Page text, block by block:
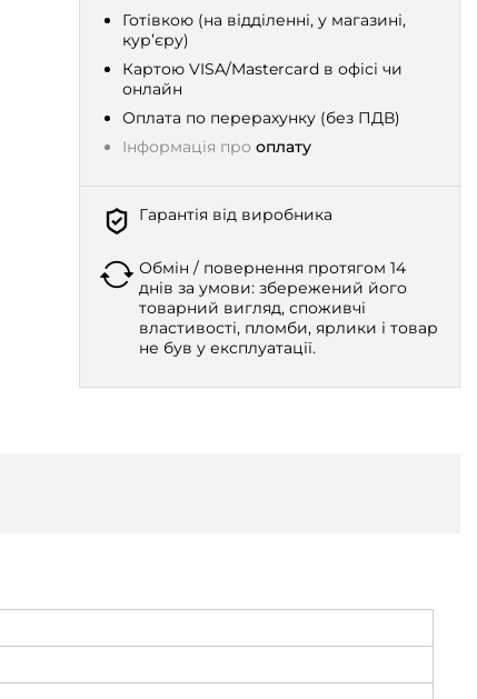
Готівкою (на відділенні, у магазині,
кур’єру)
Картою VISA/Mastercard в офісі чи
онлайн
Оплата по перерахунку (без ПДВ)
Інформація про оплату
Гарантія від виробника
Обмін / повернення протягом 14
днів за умови: збережений його
товарний вигляд, споживчі
властивості, пломби, ярлики і товар
не був у експлуатації.